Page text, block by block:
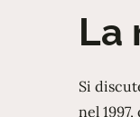
La
Si
nel